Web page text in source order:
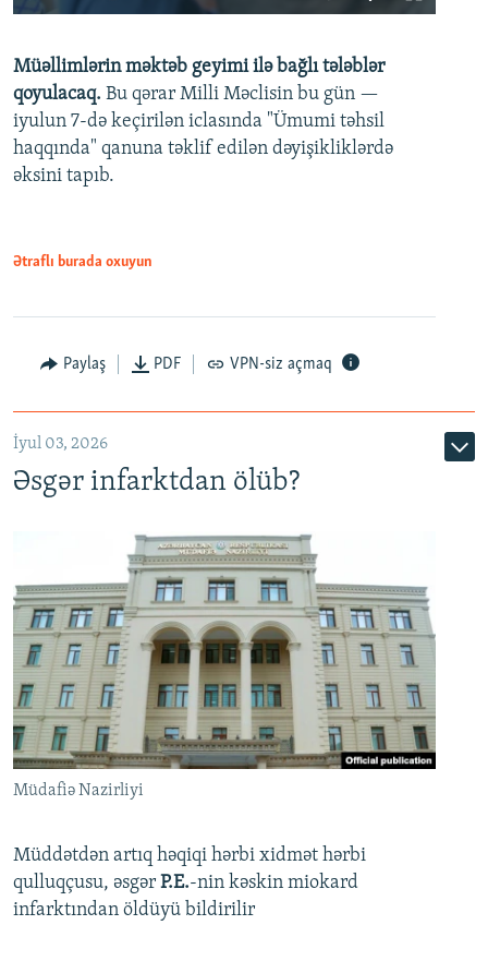
Auto 240p 360p 480p
720p 1080p
360p
480p
720p
Müəllimlərin məktəb geyimi ilə bağlı tələblər
qoyulacaq. Bu qərar Milli Məclisin bu gün —
iyulun 7-də keçirilən iclasında "Ümumi təhsil
haqqında" qanuna təklif edilən dəyişikliklərdə
əksini tapıb.
Ətraflı burada oxuyun
Paylaş PDF VPN-siz açmaq
İyul 03, 2026
Əsgər infarktdan ölüb?
Müdafiə Nazirliyi
Müddətdən artıq həqiqi hərbi xidmət hərbi
qulluqçusu, əsgər P.E.-nin kəskin miokard
infarktından öldüyü bildirilir